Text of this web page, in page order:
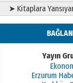
➤ Kitaplara
Yayın
Erzurum